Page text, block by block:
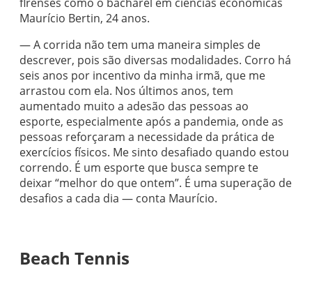
Maurício Bertin, 24 anos.
— A corrida não tem uma maneira simples de
descrever, pois são diversas modalidades. Corro há
seis anos por incentivo da minha irmã, que me
arrastou com ela. Nos últimos anos, tem
aumentado muito a adesão das pessoas ao
esporte, especialmente após a pandemia, onde as
pessoas reforçaram a necessidade da prática de
exercícios físicos. Me sinto desafiado quando estou
correndo. É um esporte que busca sempre te
deixar “melhor do que ontem”. É uma superação de
desafios a cada dia — conta Maurício.
Beach Tennis